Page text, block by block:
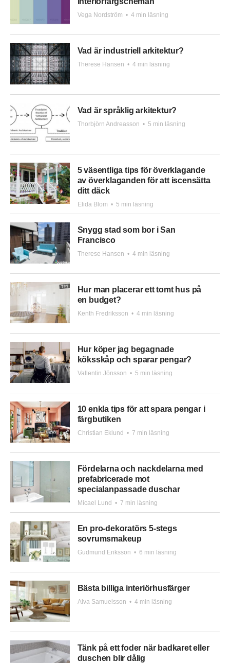
Vega Nordström • 4 min läsning
Vad är industriell arkitektur?
Therese Hansen • 4 min läsning
Vad är språklig arkitektur?
Thorbjörn Andreasson • 5 min läsning
5 väsentliga tips för överklagande
av överklaganden för att iscensätta
ditt däck
Elida Blom • 5 min läsning
Snygg stad som bor i San
Francisco
Therese Hansen • 4 min läsning
Hur man placerar ett tomt hus på
en budget?
Kenth Fredriksson • 4 min läsning
Hur köper jag begagnade
köksskåp och sparar pengar?
Vallentin Jönsson • 5 min läsning
10 enkla tips för att spara pengar i
färgbutiken
Christian Eklund • 7 min läsning
Fördelarna och nackdelarna med
prefabricerade mot
specialanpassade duschar
Micael Lund • 7 min läsning
En pro-dekoratörs 5-stegs
sovrumsmakeup
Gudmund Eriksson • 6 min läsning
Bästa billiga interiörhusfärger
Alva Samuelsson • 4 min läsning
Tänk på ett foder när badkaret eller
duschen blir dålig